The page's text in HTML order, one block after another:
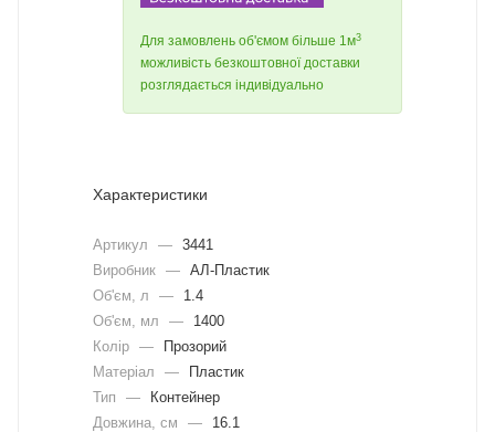
Для замовлень об'ємом більше 1м3
можливість безкоштовної доставки
розглядається індивідуально
Характеристики
Артикул — 3441
Виробник — АЛ-Пластик
Об'єм, л
—
1.4
Об'єм, мл
—
1400
Колір —
Прозорий
Матеріал
—
Пластик
Тип
—
Контейнер
Довжина, cм
—
16.1